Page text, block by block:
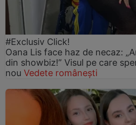
#Exclusiv Click!
Oana Lis face haz de necaz:
din showbiz!” Visul pe care
nou Vedete românești